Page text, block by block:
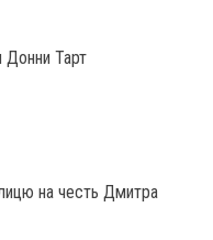
Донни Тарт
на честь Дмитра